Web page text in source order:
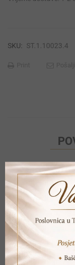
SKU: ST.1.10023.4